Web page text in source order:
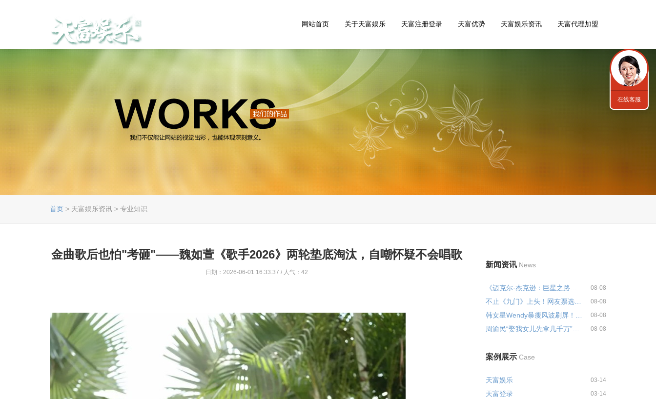
网站首页 关于天富娱乐 天富注册登录 天富优势 天富娱乐资讯 天富代理加盟
首页 > 天富娱乐资讯 > 专业知识
金曲歌后也怕"考砸"——魏如萱《歌手2026》两轮垫底淘汰，自嘲怀疑不会唱歌
日期：2026-06-01 16:33:37 / 人气：42
新闻资讯 News
08-08
不止《九门》上头！网友票选「值... 08-08
08-08
周渝民“娶我女儿先拿几千万”：... 08-08
案例展示 Case
天富娱乐 03-14
天富登录 03-14
在线客服